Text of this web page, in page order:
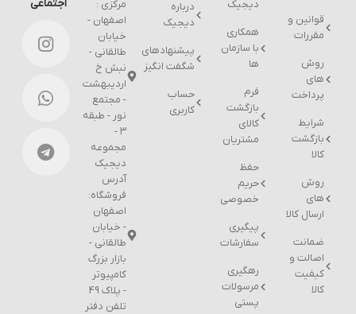
قوانین و
مقررات
روش
های
پرداخت
شرایط
بازگشت
کالا
روش
های
ارسال کالا
ضمانت
اصالت و
کیفیت
کالا
دیجیک
همکاری
با سازمان
ها
فرم
بازگشت
کالای
مشتریان
حفظ
حریم
خصوصی
پیگیری
سفارشات
رهگیری
مرسولات
پستی
درباره
دیجیک
پیشنهادهای
شگفت انگیز
حساب
کاربری
مرکزی :
اصفهان -
خیابان
طالقانی -
نبش خ
اردیبهشت
- مجتمع
نور - طبقه
۳ -
مجموعه
دیجیک
آدرس
فروشگاه:
اصفهان
- خیابان
طالقانی -
بازار بزرگ
کامپیوتر
- پلاک 49
تلفن دفتر
اجتماعی